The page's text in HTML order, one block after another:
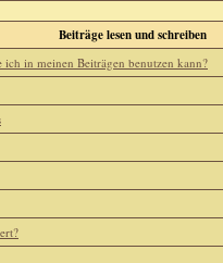
Beiträge lesen und schreiben
in meinen Beiträgen benutzen kann?